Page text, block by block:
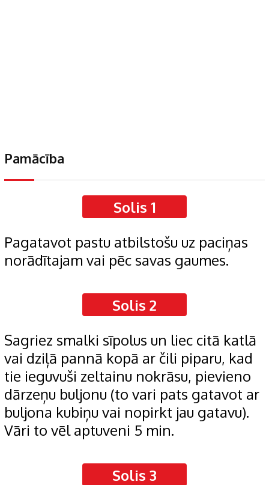
Pamācība
Solis 1
Pagatavot pastu atbilstošu uz paciņas
norādītajam vai pēc savas gaumes.
Solis 2
Sagriez smalki sīpolus un liec citā katlā
vai dziļā pannā kopā ar čili piparu, kad
tie ieguvuši zeltainu nokrāsu, pievieno
dārzeņu buljonu (to vari pats gatavot ar
buljona kubiņu vai nopirkt jau gatavu).
Vāri to vēl aptuveni 5 min.
Solis 3